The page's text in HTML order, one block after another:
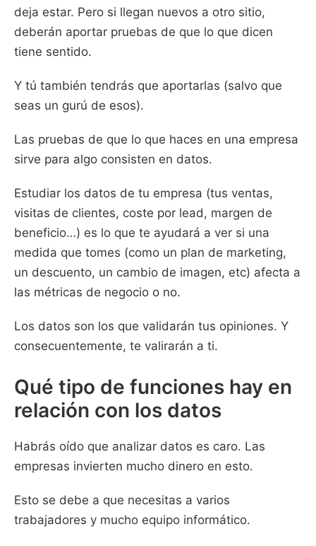
deja estar. Pero si llegan nuevos a otro sitio,
deberán aportar pruebas de que lo que dicen
tiene sentido.
Y tú también tendrás que aportarlas (salvo que
seas un gurú de esos).
Las pruebas de que lo que haces en una empresa
sirve para algo consisten en datos.
Estudiar los datos de tu empresa (tus ventas,
visitas de clientes, coste por lead, margen de
beneficio…) es lo que te ayudará a ver si una
medida que tomes (como un plan de marketing,
un descuento, un cambio de imagen, etc) afecta a
las métricas de negocio o no.
Los datos son los que validarán tus opiniones. Y
consecuentemente, te valirarán a ti.
Qué tipo de funciones hay en
relación con los datos
Habrás oído que analizar datos es caro. Las
empresas invierten mucho dinero en esto.
Esto se debe a que necesitas a varios
trabajadores y mucho equipo informático.